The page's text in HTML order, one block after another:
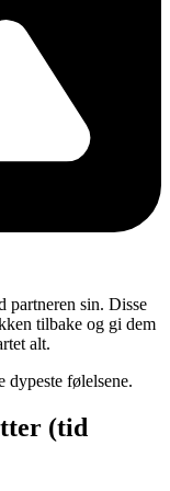
partneren sin. Disse
tilbake og gi dem
alt.
dypeste følelsene.
(tid